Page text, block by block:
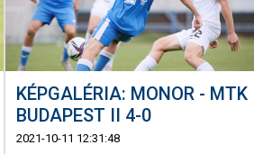
KÉPGALÉRIA: MONOR - MTK
BUDAPEST II 4-0
2021-10-11 12:31:48